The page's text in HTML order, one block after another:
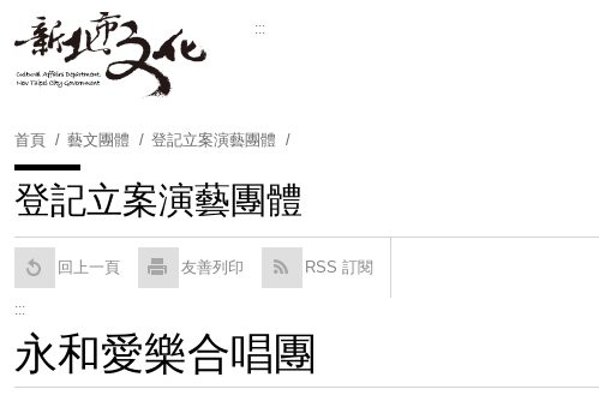
:::
首頁 藝文團體 登記立案演藝團體
登記立案演藝團體
回上一頁 友善列印 RSS 訂閱
:::
永和愛樂合唱團